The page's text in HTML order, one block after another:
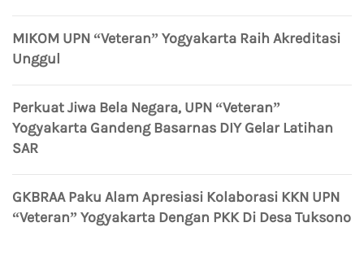
MIKOM UPN “Veteran” Yogyakarta Raih Akreditasi
Unggul
Perkuat Jiwa Bela Negara, UPN “Veteran”
Yogyakarta Gandeng Basarnas DIY Gelar Latihan
SAR
GKBRAA Paku Alam Apresiasi Kolaborasi KKN UPN
“Veteran” Yogyakarta Dengan PKK Di Desa Tuksono